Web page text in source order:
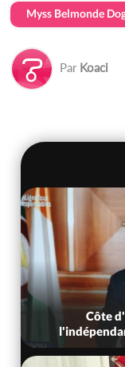
Myss Belmonde
Par Koaci
Côte